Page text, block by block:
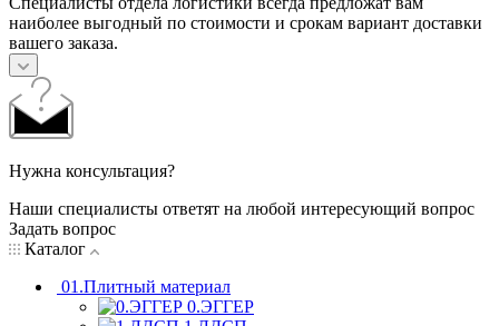
наиболее выгодный по стоимости и срокам вариант доставки
вашего заказа.
Нужна консультация?
Наши специалисты ответят на любой интересующий вопрос
Задать вопрос
Каталог
01.Плитный материал
0.ЭГГЕР